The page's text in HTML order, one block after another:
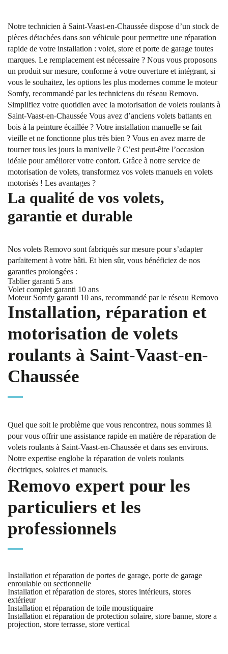
Notre technicien à Saint-Vaast-en-Chaussée dispose d’un stock de
pièces détachées dans son véhicule pour permettre une réparation
rapide de votre installation : volet, store et porte de garage toutes
marques. Le remplacement est nécessaire ? Nous vous proposons
un produit sur mesure, conforme à votre ouverture et intégrant, si
vous le souhaitez, les options les plus modernes comme le moteur
Somfy, recommandé par les techniciens du réseau Removo.
Simplifiez votre quotidien avec la motorisation de volets roulants à
Saint-Vaast-en-Chaussée Vous avez d’anciens volets battants en
bois à la peinture écaillée ? Votre installation manuelle se fait
vieille et ne fonctionne plus très bien ? Vous en avez marre de
tourner tous les jours la manivelle ? C’est peut-être l’occasion
idéale pour améliorer votre confort. Grâce à notre service de
motorisation de volets, transformez vos volets manuels en volets
motorisés ! Les avantages ?
La qualité de vos volets,
garantie et durable
Nos volets Removo sont fabriqués sur mesure pour s’adapter
parfaitement à votre bâti. Et bien sûr, vous bénéficiez de nos
garanties prolongées :
Tablier garanti 5 ans
Volet complet garanti 10 ans
Moteur Somfy garanti 10 ans, recommandé par le réseau Removo
Installation, réparation et
motorisation de volets
roulants à Saint-Vaast-en-
Chaussée
Quel que soit le problème que vous rencontrez, nous sommes là
pour vous offrir une assistance rapide en matière de réparation de
volets roulants à Saint-Vaast-en-Chaussée et dans ses environs.
Notre expertise englobe la réparation de volets roulants
électriques, solaires et manuels.
Removo expert pour les
particuliers et les
professionnels
Installation et réparation de portes de garage, porte de garage
enroulable ou sectionnelle
Installation et réparation de stores, stores intérieurs, stores
extérieur
Installation et réparation de toile moustiquaire
Installation et réparation de protection solaire, store banne, store a
projection, store terrasse, store vertical